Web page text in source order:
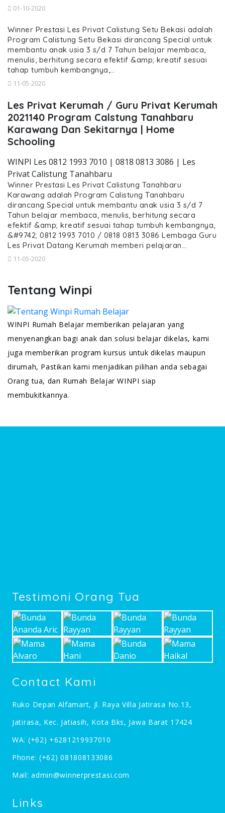
01-10-2020
Winner Prestasi Les Privat Calistung Setu Bekasi adalah
Program Calistung Setu Bekasi dirancang Special untuk
membantu anak usia 3 s/d 7 Tahun belajar membaca,
menulis, berhitung secara efektif &amp; kreatif sesuai
tahap tumbuh kembangnya,…
11-05-2020
Les Privat Kerumah / Guru Privat Kerumah
2021140 Program Calstung Tanahbaru
Karawang Dan Sekitarnya | Home
Schooling
WINPI Les 0812 1993 7010 | 0818 0813 3086 | Les
Privat Calistung Tanahbaru
Winner Prestasi Les Privat Calistung Tanahbaru
Karawang adalah Program Calistung Tanahbaru
dirancang Special untuk membantu anak usia 3 s/d 7
Tahun belajar membaca, menulis, berhitung secara
efektif &amp; kreatif sesuai tahap tumbuh kembangnya,
&#9742; 0812 1993 7010 / 0818 0813 3086 Lembaga Guru
Les Privat Datang Kerumah memberi pelajaran…
11-05-2020
Tentang Winpi
WINPI Rumah Belajar memberikan pelajaran yang
menyenangkan bagi anak dan solusi belajar dikelas, kami
juga memberikan program kursus untuk dikelas maupun
dirumah, Pastikan kami menjadikan pilihan anda sebagai
Orang tua, dan Rumah Belajar WINPI siap
membukitkannya.
Testimoni Orang Tua
Contact Kami
Ruko Depan Alfamart, Jl. Raya Villa Jatirasa No.13,
Jatirasa, Kec. Jatiasih, Kota Bks, Jawa Barat 17424
WA: (+62) +6281219937010
Phone: (+62) 081808133086
Mail:admin@winnerprestasi.com
Links